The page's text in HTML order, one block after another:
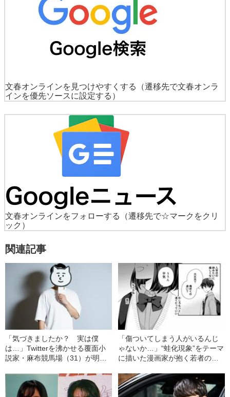
文春オンラインを見つけやすくする
（遷移先で文春オンラ
インを優先ソースに設定する）
文春オンラインをフォローする
（遷移先で☆マークをクリ
ック）
関連記事
「気づきましたか？ 実は僕
は…」Twitterを沸かせる覆面小
説家・麻布競馬場（31）が明か
「傷ついてしまう人がいるんじ
ゃないか…」“蛙化現象”をテーマ
に描いた漫画家が抱く若者の間